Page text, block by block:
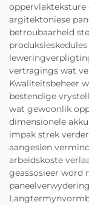
argitektoniese
betroubaarheid
vertragings wat
Kwaliteitsbeheer
bestendige
wat gewoonlik
dimensionele
impak strek
aangesien
arbeidskoste
geassosieer word